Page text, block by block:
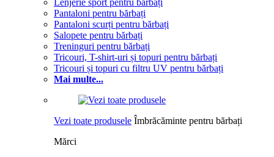
Lenjerie sport pentru bărbați
Pantaloni pentru bărbați
Pantaloni scurți pentru bărbați
Salopete pentru bărbați
Treninguri pentru bărbați
Tricouri, T-shirt-uri și topuri pentru bărbați
Tricouri și topuri cu filtru UV pentru bărbați
Mai multe...
Vezi toate produsele Îmbrăcăminte pentru bărbați
Mărci